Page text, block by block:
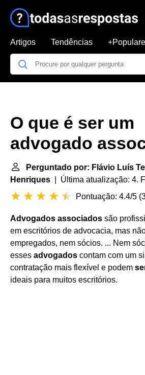
Artigos Tendências
O que é ser um
advogado
Perguntado por: Flávio Luís
Henriques | Última atualização: 4.
Pontuação: 4.4/5 (
Advogados associados são
em escritórios de advocacia, mas
empregados, nem sócios. ... Nem
esses advogados contam com um
contratação mais flexível e podem
ideais para muitos escritórios.